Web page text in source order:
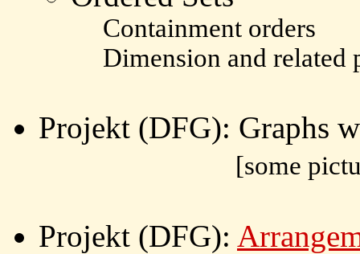
Containment orders
Dimension and related
Projekt (DFG): Graphs
[some
Projekt (DFG):